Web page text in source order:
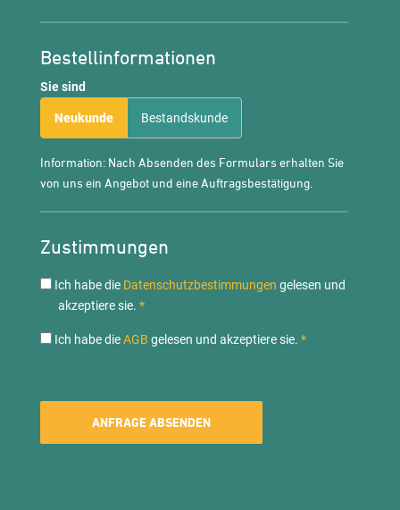
Bestellinformationen
Sie sind
Neukunde Bestandskunde
Information: Nach Absenden des Formulars erhalten Sie
von uns ein Angebot und eine Auftragsbestätigung.
Zustimmungen
datenschutz
Ich habe die Datenschutzbestimmungen gelesen und
akzeptiere sie. *
AGBIch habe dieAGB gelesen und akzeptiere sie. *